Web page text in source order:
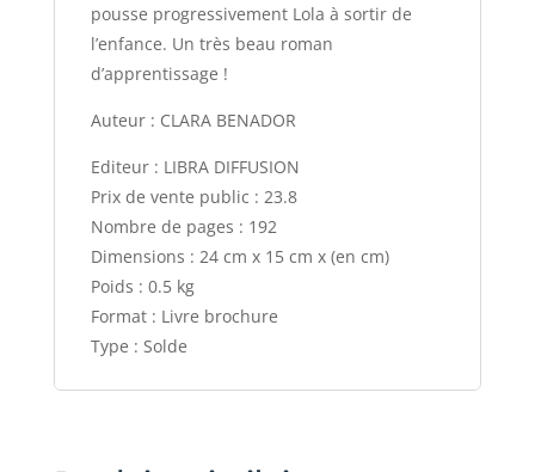
pousse progressivement Lola à sortir de
l’enfance. Un très beau roman
d’apprentissage !
Auteur : CLARA BENADOR
Editeur : LIBRA DIFFUSION
Prix de vente public : 23.8
Nombre de pages : 192
Dimensions : 24 cm x 15 cm x (en cm)
Poids : 0.5 kg
Format : Livre brochure
Type : Solde